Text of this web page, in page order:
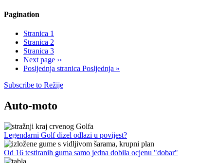
Pagination
Stranica 1
Stranica 2
Stranica 3
Next page ››
Posljednja stranica Posljednja »
Subscribe to Režije
Auto-moto
Legendarni Golf dizel odlazi u povijest?
Od 16 testiranih guma samo jedna dobila ocjenu "dobar"